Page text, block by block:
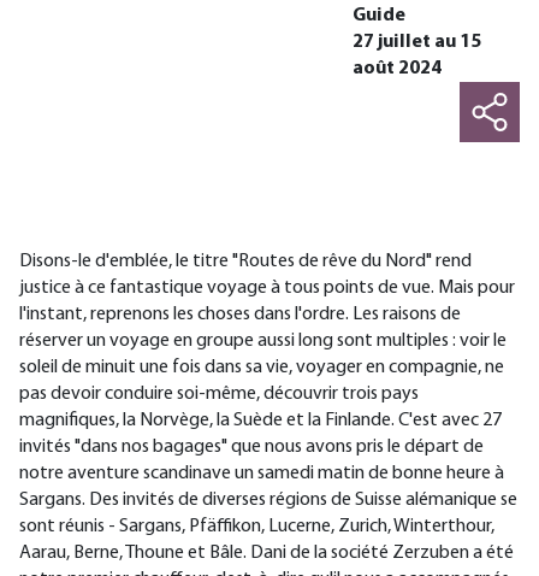
Guide
27 juillet au 15
août 2024
Disons-le d'emblée, le titre "Routes de rêve du Nord" rend
justice à ce fantastique voyage à tous points de vue. Mais pour
l'instant, reprenons les choses dans l'ordre. Les raisons de
réserver un voyage en groupe aussi long sont multiples : voir le
soleil de minuit une fois dans sa vie, voyager en compagnie, ne
pas devoir conduire soi-même, découvrir trois pays
magnifiques, la Norvège, la Suède et la Finlande. C'est avec 27
invités "dans nos bagages" que nous avons pris le départ de
notre aventure scandinave un samedi matin de bonne heure à
Sargans. Des invités de diverses régions de Suisse alémanique se
sont réunis - Sargans, Pfäffikon, Lucerne, Zurich, Winterthour,
Aarau, Berne, Thoune et Bâle. Dani de la société Zerzuben a été